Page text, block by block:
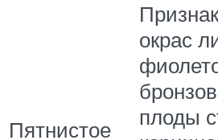
Пятнистое
окрас
плоды